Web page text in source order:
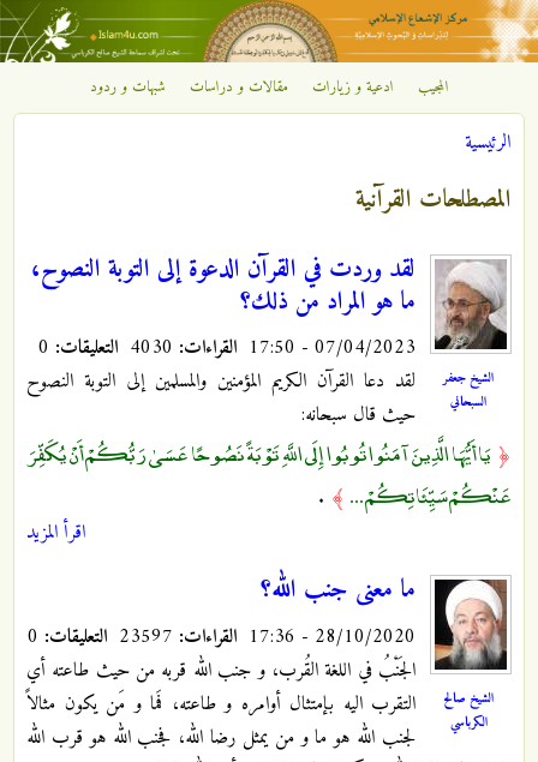
تجاوز إلى المحتوى الرئيسي
مركز
الإشعاع
الإسلامي
المجيب ادعية و زيارات مقالات و دراسات شبهات و ردود
أنت هنا
الرئيسية
المصطلحات القرآنية
الشيخ جعفر
السبحاني
لقد وردت في القرآن الدعوة إلى التوبة النصوح،
ما هو المراد من ذلك؟
07/04/2023 - 17:50 القراءات: التعليقات:
لقد دعا القرآن الكريم المؤمنين والمسلمين إلى التوبة النصوح
حيث قال سبحانه:
﴿ يَا أَيُّهَا الَّذِينَ آمَنُوا تُوبُوا إِلَى اللَّهِ تَوْبَةً نَصُوحًا عَسَىٰ رَبُّكُمْ أَنْ يُكَفِّرَ
عَنْكُمْ سَيِّئَاتِكُمْ ... ﴾ .
اقرأ المزيد
الشيخ صالح
الكرباسي
ما معنى جنب الله؟
28/10/2020 - 17:36 القراءات: التعليقات:
الجَنْبُ في اللغة القُرب، و جنب الله قربه من حيث طاعته أي
التقرب اليه بإمتثال أوامره و طاعته، فَما و مَن يكون مثالاً
لجنب الله هو ما و من يمثل رضا الله، فجنب الله هو قرب الله